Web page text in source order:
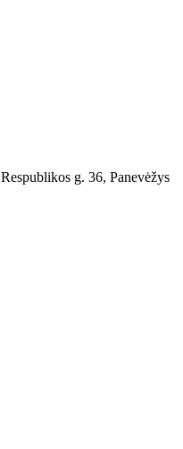
Respublikos g. 36, Panevėžys